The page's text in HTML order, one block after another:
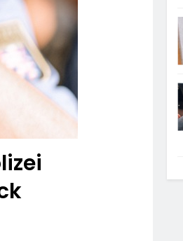
Neuen Leiter: Amtseinführung Von
H. Weiterhin Vermisst – Erneute